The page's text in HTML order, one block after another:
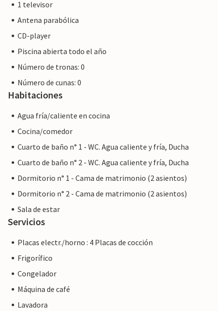
1 televisor
Antena parabólica
CD-player
Piscina abierta todo el año
Número de tronas: 0
Número de cunas: 0
Habitaciones
Agua fría/caliente en cocina
Cocina/comedor
Cuarto de baño n° 1 - WC. Agua caliente y fría, Ducha
Cuarto de baño n° 2 - WC. Agua caliente y fría, Ducha
Dormitorio n° 1 - Cama de matrimonio (2 asientos)
Dormitorio n° 2 - Cama de matrimonio (2 asientos)
Sala de estar
Servicios
Placas electr./horno : 4 Placas de cocción
Frigorífico
Congelador
Máquina de café
Lavadora